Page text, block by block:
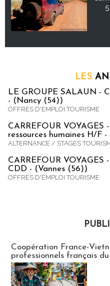
LES
LE GROUPE SALAUN -
- (Nancy (54))
OFFRES D'EMPLOI TOURISME
CARREFOUR
ressources humaines H/F
ALTERNANCE / STAGES
CARREFOUR VOYAGES
CDD - (Vannes (56))
OFFRES D'EMPLOI TOURISME
Coopération France-
professionnels français